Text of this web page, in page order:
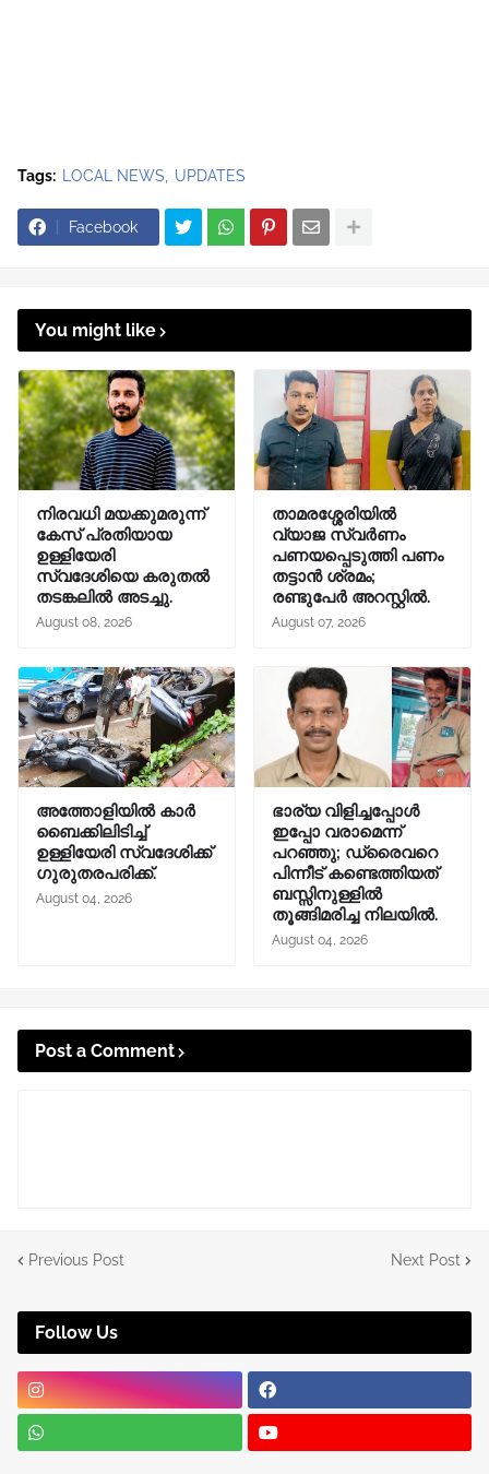
Tags: LOCAL NEWS UPDATES
Facebook
You might like
നിരവധി മയക്കുമരുന്ന്
കേസ് പ്രതിയായ
ഉള്ളിയേരി
സ്വദേശിയെ കരുതൽ
തടങ്കലിൽ അടച്ചു.
August 08, 2026
താമരശ്ശേരിയിൽ
വ്യാജ സ്വർണം
പണയപ്പെടുത്തി പണം
തട്ടാൻ ശ്രമം;
രണ്ടുപേർ അറസ്റ്റിൽ.
August 07, 2026
അത്തോളിയിൽ കാർ
ബൈക്കിലിടിച്ച്
ഉള്ളിയേരി സ്വദേശിക്ക്
ഗുരുതരപരിക്ക്.
August 04, 2026
ഭാര്യ വിളിച്ചപ്പോള്‍
ഇപ്പോ വരാമെന്ന്
പറഞ്ഞു; ഡ്രൈവറെ
പിന്നീട് കണ്ടെത്തിയത്
ബസ്സിനുള്ളില്‍
തൂങ്ങിമരിച്ച നിലയിൽ.
August 04, 2026
Post a Comment
Previous Post Next Post
Follow Us